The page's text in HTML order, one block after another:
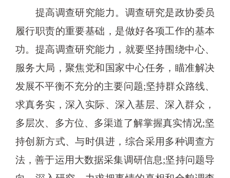
提高调查研究能力。调查研究是政协委员
履行职责的重要基础，是做好各项工作的基本
功。提高调查研究能力，就要坚持围绕中心、
服务大局，聚焦党和国家中心任务，瞄准解决
发展不平衡不充分的主要问题;坚持群众路线、
求真务实，深入实际、深入基层、深入群众，
多层次、多方位、多渠道了解掌握真实情况;坚
持创新方式、与时俱进，综合采用多种调查方
法，善于运用大数据采集调研信息;坚持问题导